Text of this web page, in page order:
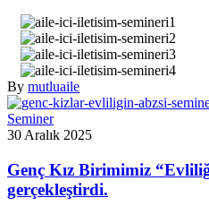
By mutluaile
Seminer
30 Aralık 2025
Genç Kız Birimimiz
gerçekleştirdi.